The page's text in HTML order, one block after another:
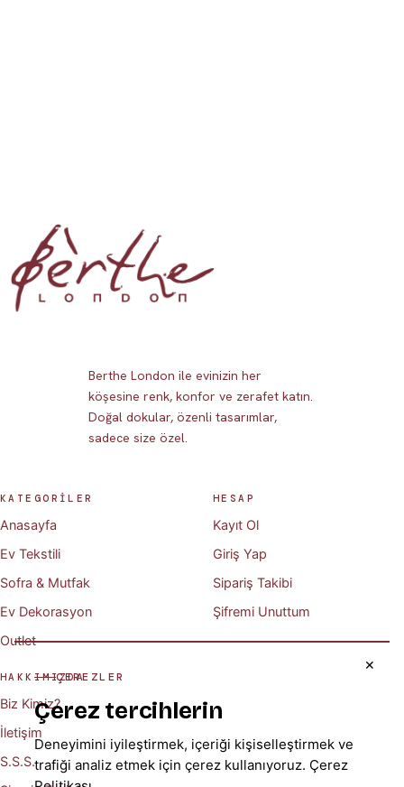
Berthe London ile evinizin her
köşesine renk, konfor ve zerafet katın.
Doğal dokular, özenli tasarımlar,
sadece size özel.
KATEGORİLER
Anasayfa
Ev Tekstili
Sofra & Mutfak
Ev Dekorasyon
Outlet
HESAP
Kayıt Ol
Giriş Yap
Sipariş Takibi
Şifremi Unuttum
HAKKIMIZDA
Biz Kimiz?
İletişim
S.S.S.
✕
ÇEREZLER
Çerez tercihlerin
Deneyimini iyileştirmek, içeriği kişiselleştirmek ve
trafiği analiz etmek için çerez kullanıyoruz. Çerez